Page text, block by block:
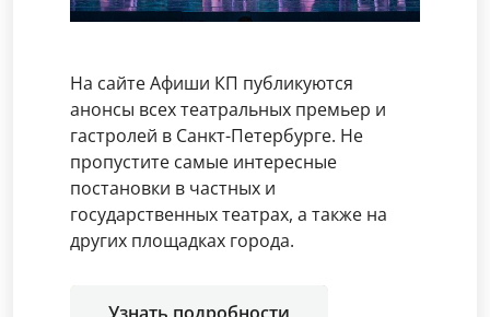
На сайте Афиши КП публикуются
анонсы всех театральных премьер и
гастролей в Санкт-Петербурге. Не
пропустите самые интересные
постановки в частных и
государственных театрах, а также на
других площадках города.